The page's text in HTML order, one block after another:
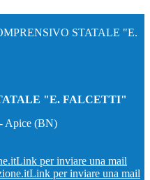
STATALE "E.
"E. FALCETTI"
Apice (BN)
Link per inviare una mail
Link per inviare una mail